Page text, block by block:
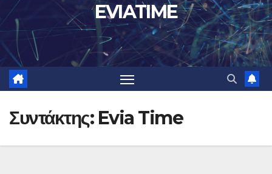
EVIATIME
Συντάκτης: Evia Time